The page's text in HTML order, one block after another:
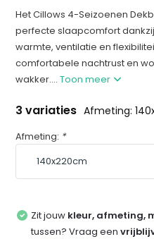
Het Cillows 4-Seizoenen
perfecte slaapcomfort
warmte, ventilatie en
comfortabele nachtrust en
wakker....Toon meer
3 variaties Afmeting:
Afmeting: *
Zit jouw kleur, afmeting,
tussen? Vraag een